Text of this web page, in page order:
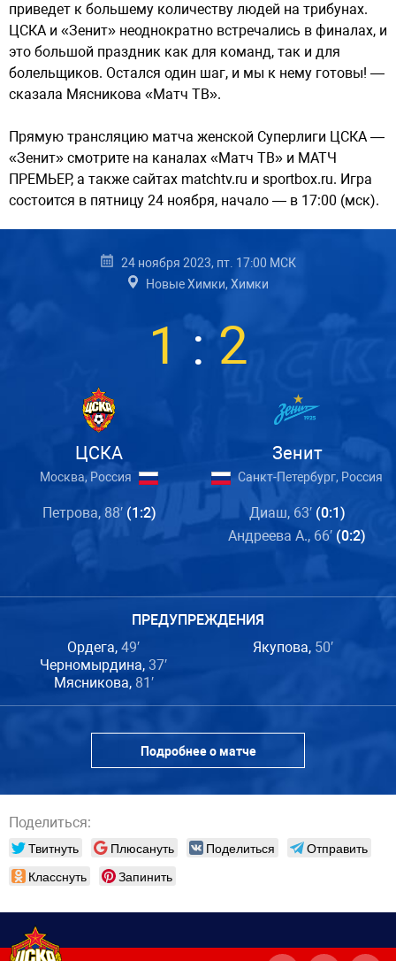
приведет к большему количеству людей на трибунах.
ЦСКА и «Зенит» неоднократно встречались в финалах, и
это большой праздник как для команд, так и для
болельщиков. Остался один шаг, и мы к нему готовы! —
сказала Мясникова «Матч ТВ».
Прямую трансляцию матча женской Суперлиги ЦСКА —
«Зенит» смотрите на каналах «Матч ТВ» и МАТЧ
ПРЕМЬЕР, а также сайтах matchtv.ru и sportbox.ru. Игра
состоится в пятницу 24 ноября, начало — в 17:00 (мск).
24 ноября 2023, пт. 17:00 МСК
Новые Химки, Химки
ЦСКА
Москва, Россия
1 : 2
Зенит
Санкт-Петербург, Россия
Петрова, 88′ (1:2) Диаш, 63′ (0:1)
Андреева А., 66′ (0:2)
ПРЕДУПРЕЖДЕНИЯ
Ордега, 49′
Черномырдина, 37′
Мясникова, 81′
Якупова, 50′
Подробнее о матче
Поделиться:
Твитнуть Плюсануть Поделиться
Отправить
Класснуть
Запинить